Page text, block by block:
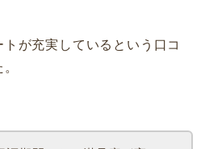
が充実しているという口コ